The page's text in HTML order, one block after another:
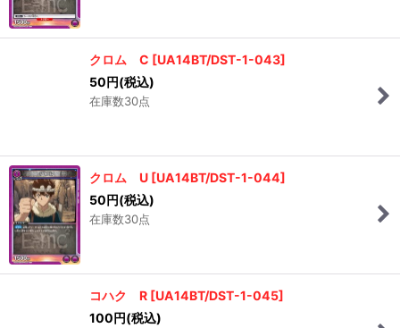
クロム C [UA14BT/DST-1-043]
50円(税込)
在庫数30点
クロム U [UA14BT/DST-1-044]
50 円(税込)
在庫数30点
コハク R [UA14BT/DST-1-045]
100 円(税込)